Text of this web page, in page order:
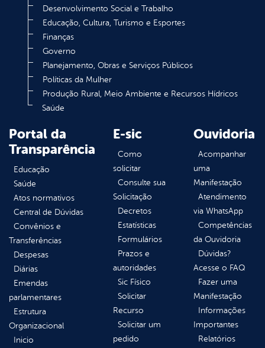
Desenvolvimento Social e Trabalho
Educação, Cultura, Turismo e Esportes
Finanças
Governo
Planejamento, Obras e Serviços Públicos
Políticas da Mulher
Produção Rural, Meio Ambiente e Recursos Hídricos
Saúde
Portal da
Transparência
Educação
Saúde
Atos normativos
Central de Dúvidas
Convênios e
Transferências
Despesas
Diárias
Emendas
parlamentares
Estrutura
Organizacional
Inicio
E-sic
Como
solicitar
Consulte sua
Solicitação
Decretos
Estatísticas
Formulários
Prazos e
autoridades
Sic Físico
Solicitar
Recurso
Solicitar um
pedido
Ouvidoria
Acompanhar
uma
Manifestação
Atendimento
via WhatsApp
Competências
da Ouvidoria
Dúvidas?
Acesse o FAQ
Fazer uma
Manifestação
Informações
Importantes
Relatórios